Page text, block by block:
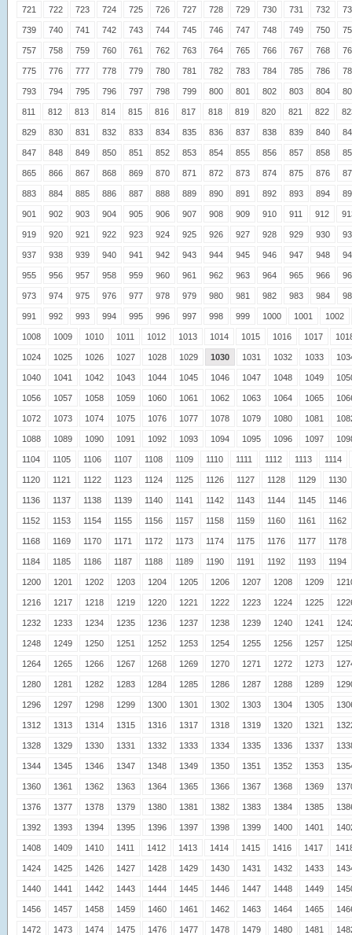
721 722 723 724 725 726 727 728 729 730 731 732
739 740 741 742 743 744 745 746 747 748 749 750
757 758 759 760 761 762 763 764 765 766 767 768
775 776 777 778 779 780 781 782 783 784 785 786
793 794 795 796 797 798 799 800 801 802 803 804
811 812 813 814 815 816 817 818 819 820 821 822
829 830 831 832 833 834 835 836 837 838 839 840
847 848 849 850 851 852 853 854 855 856 857 858
865 866 867 868 869 870 871 872 873 874 875 876
883 884 885 886 887 888 889 890 891 892 893 894
901 902 903 904 905 906 907 908 909 910 911 912
919 920 921 922 923 924 925 926 927 928 929 930
937 938 939 940 941 942 943 944 945 946 947 948
955 956 957 958 959 960 961 962 963 964 965 966
973 974 975 976 977 978 979 980 981 982 983 984
991 992 993 994 995 996 997 998 999 1000 1001 1002
1008 1009 1010 1011 1012 1013 1014 1015 1016 1017
1024 1025 1026 1027 1028 1029 1030 1031 1032 1033
1040 1041 1042 1043 1044 1045 1046 1047 1048 1049
1056 1057 1058 1059 1060 1061 1062 1063 1064 1065
1072 1073 1074 1075 1076 1077 1078 1079 1080 1081
1088 1089 1090 1091 1092 1093 1094 1095 1096 1097
1104 1105 1106 1107 1108 1109 1110 1111 1112 1113 1114
1120 1121 1122 1123 1124 1125 1126 1127 1128 1129 1130
1136 1137 1138 1139 1140 1141 1142 1143 1144 1145 1146
1152 1153 1154 1155 1156 1157 1158 1159 1160 1161 1162
1168 1169 1170 1171 1172 1173 1174 1175 1176 1177 1178
1184 1185 1186 1187 1188 1189 1190 1191 1192 1193 1194
1200 1201 1202 1203 1204 1205 1206 1207 1208 1209
1216 1217 1218 1219 1220 1221 1222 1223 1224 1225
1232 1233 1234 1235 1236 1237 1238 1239 1240 1241
1248 1249 1250 1251 1252 1253 1254 1255 1256 1257
1264 1265 1266 1267 1268 1269 1270 1271 1272 1273
1280 1281 1282 1283 1284 1285 1286 1287 1288 1289
1296 1297 1298 1299 1300 1301 1302 1303 1304 1305
1312 1313 1314 1315 1316 1317 1318 1319 1320 1321
1328 1329 1330 1331 1332 1333 1334 1335 1336 1337
1344 1345 1346 1347 1348 1349 1350 1351 1352 1353
1360 1361 1362 1363 1364 1365 1366 1367 1368 1369
1376 1377 1378 1379 1380 1381 1382 1383 1384 1385
1392 1393 1394 1395 1396 1397 1398 1399 1400 1401
1408 1409 1410 1411 1412 1413 1414 1415 1416 1417
1424 1425 1426 1427 1428 1429 1430 1431 1432 1433
1440 1441 1442 1443 1444 1445 1446 1447 1448 1449
1456 1457 1458 1459 1460 1461 1462 1463 1464 1465
1472 1473 1474 1475 1476 1477 1478 1479 1480 1481